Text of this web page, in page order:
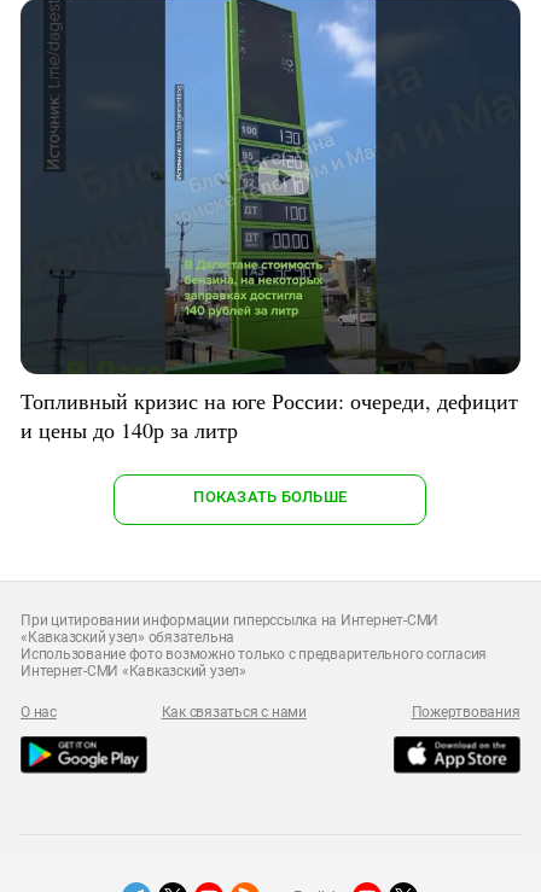
Топливный кризис на юге России: очереди, дефицит
и цены до 140р за литр
ПОКАЗАТЬ БОЛЬШЕ
При цитировании информации гиперссылка на Интернет-СМИ
«Кавказский узел» обязательна
Использование фото возможно только с предварительного согласия
Интернет-СМИ «Кавказский узел»
О нас Как связаться с нами Пожертвования